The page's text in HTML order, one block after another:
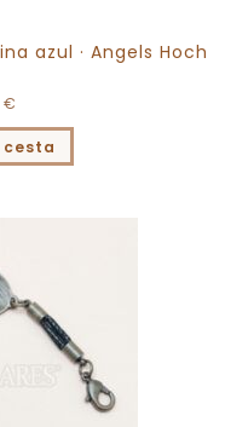
azul · Angels Hoch
€